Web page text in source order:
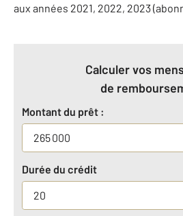
aux années 2021, 2022, 2023
Calculer vos
de
Montant du prêt :
Durée du crédit